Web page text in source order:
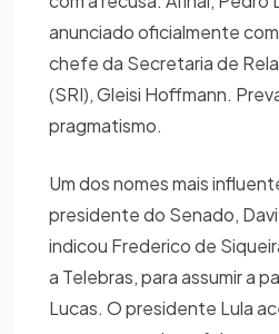
anunciado oficialmente
chefe da Secretaria de
(SRI), Gleisi Hoffmann.
pragmatismo.
Um dos nomes mais
presidente do Senado,
indicou Frederico de
a Telebras, para assumir a
Lucas. O presidente Lula